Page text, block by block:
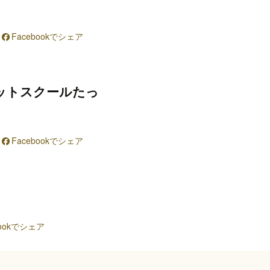
Facebookでシェア
トスクールたっ
Facebookでシェア
でシェア